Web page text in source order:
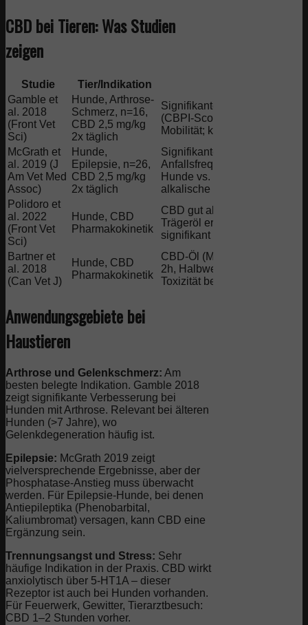
CBD bei Tieren: Was Studien
zeigen
Studie Tier/Indikation
Gamble et
al. 2018
(Front Vet
Sci)
Hunde, Arthrose-
Schmerz, n=16,
CBD 2,5 mg/kg
2x täglich
Signifikante
(CBPI-Score) und bessere
Mobilität; keine
McGrath et
al. 2019 (J
Am Vet Med
Assoc)
Hunde,
Epilepsie, n=26,
CBD 2,5 mg/kg
2x täglich
Signifikante Reduktion
Anfallsfrequenz bei 89 % der
Hunde vs. 34 % Placebo;
alkalische Phosphatase
Polidoro et
al. 2022
(Front Vet
Sci)
Hunde, CBD
Pharmakokinetik
CBD gut absorbiert oral; Lipid-
Trägeröl erhöht
signifikant
Bartner et
al. 2018
(Can Vet J)
Hunde, CBD
Pharmakokinetik
CBD-Öl (MCT-Basis): Cmax
2h, Halbwertszeit 4–5h; keine
Toxizität bei 0,5 mg/kg
Anwendungsgebiete bei
Haustieren
Arthrose und Gelenkschmerz: Am
besten belegte Indikation. Gamble 2018
zeigt signifikante Verbesserung bei
Hunden mit Arthrose. Relevant bei älteren
Hunden (>7 Jahre), wo
Gelenkdegeneration häufig ist.
Epilepsie: McGrath 2019 zeigt
vielversprechende Ergebnisse, aber der
Phosphatase-Anstieg muss überwacht
werden. Für Epilepsie-Hunde, bei denen
Antiepileptika (Phenobarbital,
Kaliumbromat) versagen, kann CBD eine
Ergänzung sein.
Trennungsangst und Stress: Sehr
häufige Indikation in der Praxis. CBD wirkt
anxiolytisch über 5-HT1A – dieser
Rezeptor ist auch bei Hunden vorhanden.
Für Feuerwerk, Gewitter, Tierarztbesuch:
CBD 1–2 Stunden vorher.